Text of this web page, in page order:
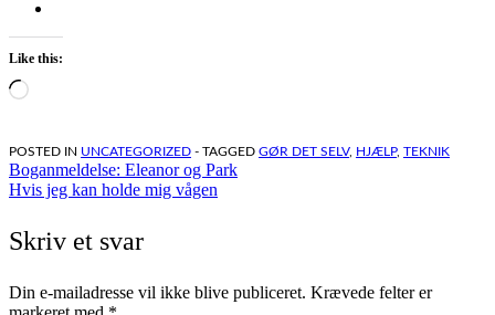
Like this:
Loading…
POSTED IN UNCATEGORIZED - TAGGED GØR DET SELV, HJÆLP, TEKNIK
Indlægsnavigation
Boganmeldelse: Eleanor og Park
Hvis jeg kan holde mig vågen
Skriv et svar
Din e-mailadresse vil ikke blive publiceret. Krævede felter er